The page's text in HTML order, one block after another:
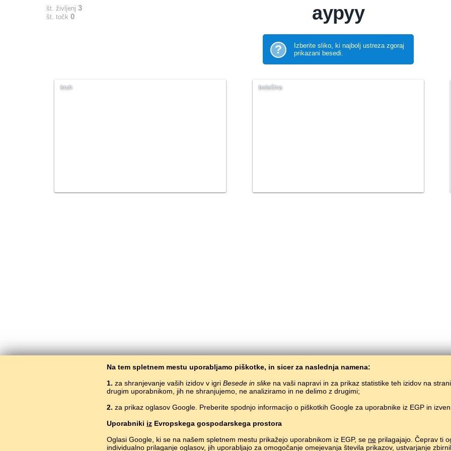
Na tem spletnem mestu uporabljamo piškotke, in sicer za naslednja namena:
1. za shranjevanje vaših izidov v igri Besede in slike na vaši napravi in za prikaz statistike teh izidov na
drugim uporabnikom, jih ne shranjujemo, ne analiziramo in ne delimo z drugimi;
2. za prikaz oglasov Google. Preberite spodnjo informacijo o piškotkih Google za uporabnike iz EGP in
Uporabniki iz Evropskega gospodarskega prostora
Oglasi Google, ki se na našem spletnem mestu prikažejo uporabnikom iz EGP, se ne prilagajajo. Čeprav ti
individualno prilaganje oglasov, jih uporabljajo za omogočanje omejevanja števila prikazov, ustvarjanje
št. življenj 3
št. točk 0 ауруу
?
Izberite sliko, ki najbolj ustreza zgoraj
prikazani besedi.
kruh bolečina
BaltoSlav/ Besede in slike / Karačaj-Balkarščina v slikah
Copyright © 2015–2025 BALTOSLAV.